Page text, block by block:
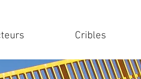
Cribles